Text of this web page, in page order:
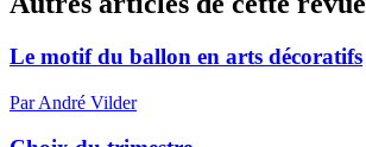
Le motif du ballon en arts décoratifs
Par André Vilder